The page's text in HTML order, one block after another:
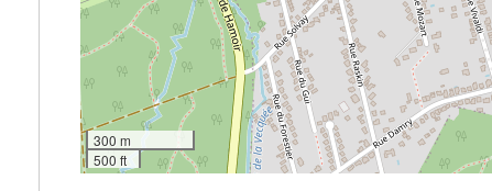
300 m
500 ft